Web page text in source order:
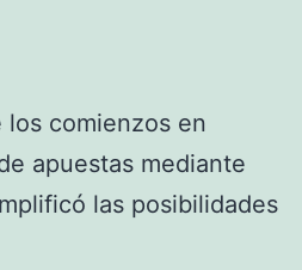
comienzos en
apuestas mediante
las posibilidades